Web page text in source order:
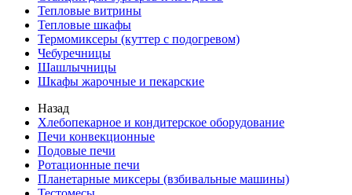
Тепловые витрины
Тепловые шкафы
Термомиксеры (куттер с подогревом)
Чебуречницы
Шашлычницы
Шкафы жарочные и пекарские
Назад
Хлебопекарное и кондитерское оборудование
Печи конвекционные
Подовые печи
Ротационные печи
Планетарные миксеры (взбивальные машины)